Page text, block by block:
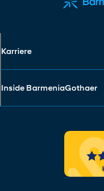
Karriere
Inside BarmeniaGothaer